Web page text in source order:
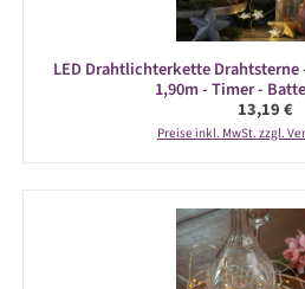
LED Drahtlichterkette Drahtsterne
1,90m - Timer -
Regulärer
13,19 €
Preise inkl. MwSt. zzgl.